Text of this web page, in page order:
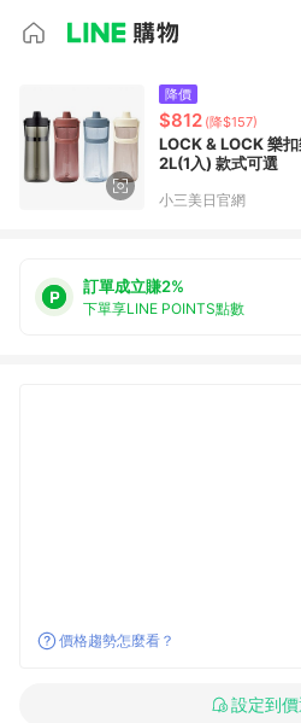
降價
$812 (降$157)
LOCK & LOCK 樂
2L(1入) 款式可選
小三美日官網
訂單成立賺2%
下單享LINE POINTS點數
價格趨勢怎麼看？
設定到